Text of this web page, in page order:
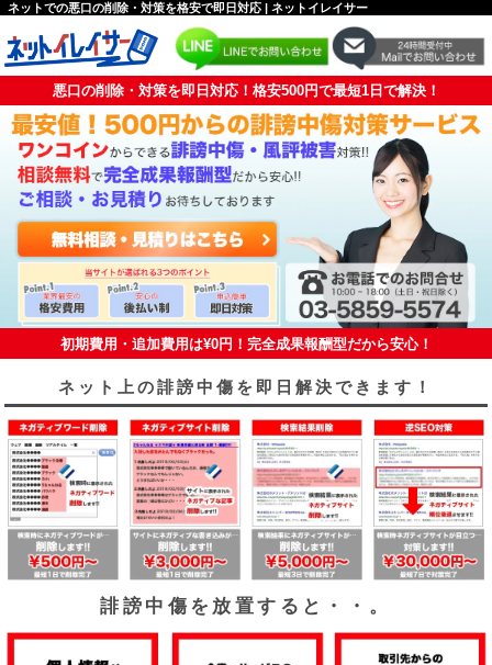
ネットでの悪口の削除・対策を格安で即日対応 | ネットイレイサー
悪口の削除・対策を即日対応！格安500円で最短1日で解決！
初期費用・追加費用は¥0円！完全成果報酬型だから安心！
ネット上の誹謗中傷を即日解決できます！
誹謗中傷を放置すると・・。